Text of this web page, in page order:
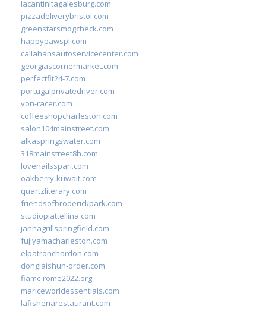
lacantinitagalesburg.com
pizzadeliverybristol.com
greenstarsmogcheck.com
happypawspl.com
callahansautoservicecenter.com
georgiascornermarket.com
perfectfit24-7.com
portugalprivatedriver.com
von-racer.com
coffeeshopcharleston.com
salon104mainstreet.com
alkaspringswater.com
318mainstreet8h.com
lovenailsspari.com
oakberry-kuwait.com
quartzliterary.com
friendsofbroderickpark.com
studiopiattellina.com
jannagrillspringfield.com
fujiyamacharleston.com
elpatronchardon.com
donglaishun-order.com
fiamc-rome2022.org
mariceworldessentials.com
lafisheriarestaurant.com